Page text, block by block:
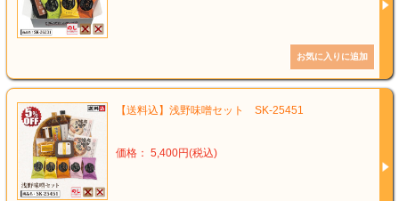
【送料込】浅野味噌セット SK-25451
価格： 5,400円(税込)